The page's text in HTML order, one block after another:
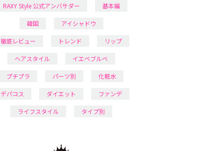
RAXY Style 公式アンバサダー 基本編
韓国 アイシャドウ
徹底レビュー トレンド リップ
ヘアスタイル イエベブルベ
プチプラ パーツ別 化粧水
デパコス ダイエット ファンデ
ライフスタイル タイプ別